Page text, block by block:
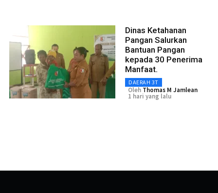
Dinas Ketahanan
Pangan Salurkan
Bantuan Pangan
kepada 30 Penerima
Manfaat.
DAERAH 3T
Oleh Thomas M Jamlean
1 hari yang lalu